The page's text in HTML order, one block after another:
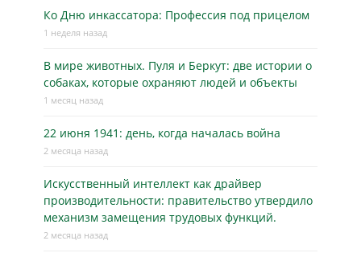
Ко Дню инкассатора: Профессия под прицелом
1 неделя назад
В мире животных. Пуля и Беркут: две истории о
собаках, которые охраняют людей и объекты
1 месяц назад
22 июня 1941: день, когда началась война
2 месяца назад
Искусственный интеллект как драйвер
производительности: правительство утвердило
механизм замещения трудовых функций.
2 месяца назад